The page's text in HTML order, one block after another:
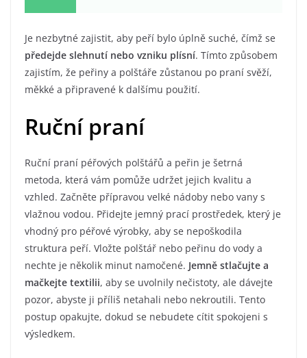
Je nezbytné zajistit, aby peří bylo úplně suché, čímž se
předejde slehnutí nebo vzniku plísní. Tímto způsobem
zajistím, že peřiny a polštáře zůstanou po praní svěží,
měkké a připravené k dalšímu použití.
Ruční praní
Ruční praní péřových polštářů a peřin je šetrná
metoda, která vám pomůže udržet jejich kvalitu a
vzhled. Začněte přípravou velké nádoby nebo vany s
vlažnou vodou. Přidejte jemný prací prostředek, který je
vhodný pro péřové výrobky, aby se nepoškodila
struktura peří. Vložte polštář nebo peřinu do vody a
nechte je několik minut namočené. Jemně stlačujte a
mačkejte textilii, aby se uvolnily nečistoty, ale dávejte
pozor, abyste ji příliš netahali nebo nekroutili. Tento
postup opakujte, dokud se nebudete cítit spokojeni s
výsledkem.